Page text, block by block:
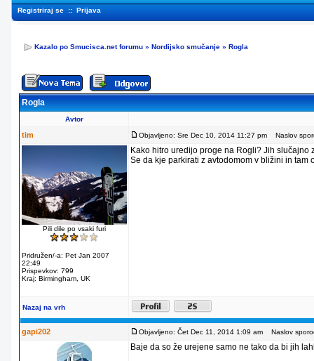
Registriraj se :: Prijava
Kazalo po Smucisca.net forumu » Nordijsko smučanje » Rogla
Rogla
Avtor
tim Objavljeno: Sre Dec 10, 2014 11:27 pm Naslov
Pili dile po vsaki furi
Pridružen/-a: Pet Jan 2007
22:49
Prispevkov: 799
Kraj: Birmingham, UK
Kako hitro uredijo proge na Rogli? Jih slučajno
Se da kje parkirati z avtodomom v bližini in tam
Nazaj na vrh
gapi202 Objavljeno: Čet Dec 11, 2014 1:09 am Naslov
Baje da so že urejene samo ne tako da bi jih